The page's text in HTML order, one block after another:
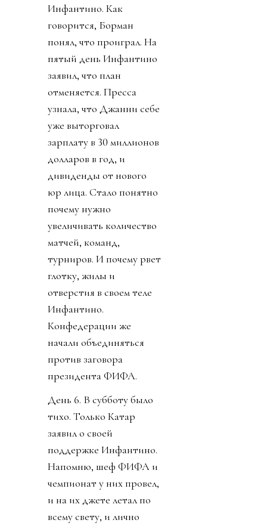
Инфантино. Как
говорится, Борман
понял, что проиграл. На
пятый день Инфантино
заявил, что план
отменяется. Пресса
узнала, что Джанни себе
уже выторговал
зарплату в 30 миллионов
долларов в год, и
дивиденды от нового
юр лица. Стало понятно
почему нужно
увеличивать количество
матчей, команд,
турниров. И почему рвет
глотку, жилы и
отверстия в своем теле
Инфантино.
Конфедерации же
начали объединяться
против заговора
президента ФИФА.
День 6. В субботу было
тихо. Только Катар
заявил о своей
поддержке Инфантино.
Напомню, шеф ФИФА и
чемпионат у них провел,
и на их джете летал по
всему свету, и лично